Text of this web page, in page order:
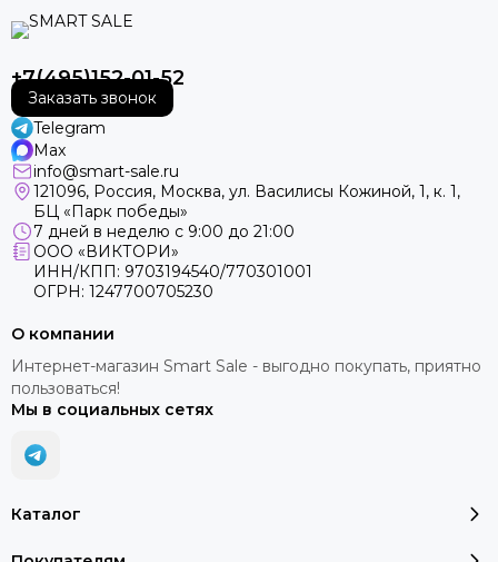
+7(495)152-01-52
Заказать звонок
Telegram
Max
info@smart-sale.ru
121096, Россия, Москва, ул. Василисы Кожиной, 1, к. 1,
БЦ «Парк победы»
7 дней в неделю с 9:00 до 21:00
ООО «ВИКТОРИ»
ИНН/КПП: 9703194540/770301001
ОГРН: 1247700705230
Каталог
О компании
Интернет-магазин Smart Sale - выгодно покупать, приятно
пользоваться!
Мы в социальных сетях